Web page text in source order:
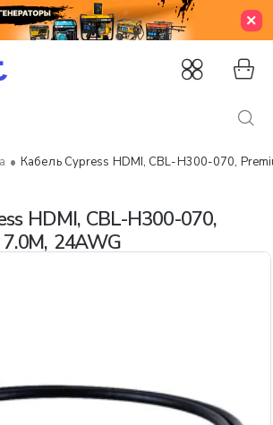
HDMI, CBL-H300-070,
24AWG
Кабель Cypress HDMI, CBL-H300-070,